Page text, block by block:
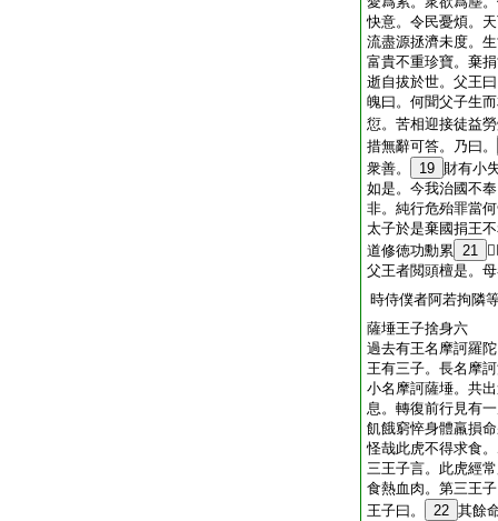
快意。令民憂煩。
流盡源拯濟未度。
富貴不重珍寶。棄
逝自拔於世。父王
魄曰。何聞父子生
愆。苦相迎接徒益
措無辭可答。乃曰。
衆善。
19 財有小
如是。今我治國不
非。純行危殆罪當
太子於是棄國捐王
道修徳功勳累 21
父王者閲頭檀是。
時侍僕者阿若拘隣
薩埵王子捨身六
過去有王名摩訶羅
王有三子。長名摩
小名摩訶薩埵。共
息。轉復前行見有
飢餓窮悴身體羸損
怪哉此虎不得求食
三王子言。此虎經
食熱血肉。第三王
王子曰。
22 其餘